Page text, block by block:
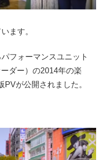
ます。
フォーマンスユニット
ダー）の2014年の楽
PVが公開されました。